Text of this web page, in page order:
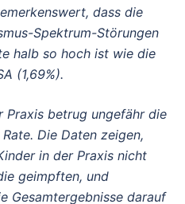
dass die
Spektrum-Störungen
halb so hoch ist wie die
(1,69%).
Praxis betrug ungefähr die
Die Daten zeigen,
in der Praxis nicht
geimpften, und
Gesamtergebnisse darauf